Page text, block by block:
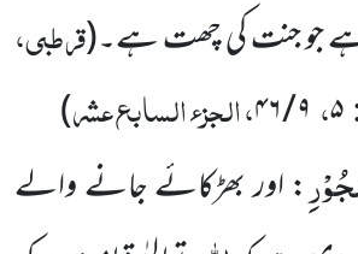
جو جنت کی چھت ہے۔(قرطبی،
۵، ۹ / ۴۶ ، الجزء السابع عشر)
: اور بھڑکائے جانے والے